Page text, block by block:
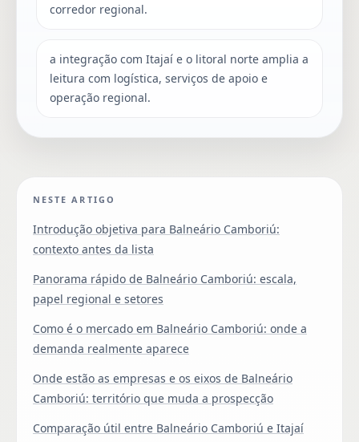
corredor regional.
a integração com Itajaí e o litoral norte amplia a
leitura com logística, serviços de apoio e
operação regional.
NESTE ARTIGO
Introdução objetiva para Balneário Camboriú:
contexto antes da lista
Panorama rápido de Balneário Camboriú: escala,
papel regional e setores
Como é o mercado em Balneário Camboriú: onde a
demanda realmente aparece
Onde estão as empresas e os eixos de Balneário
Camboriú: território que muda a prospecção
Comparação útil entre Balneário Camboriú e Itajaí